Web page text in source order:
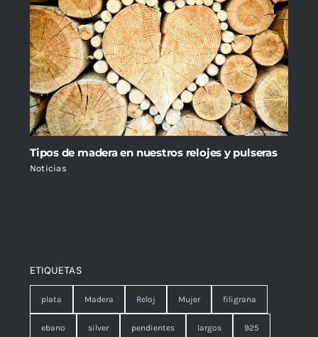
Tipos de madera en nuestros relojes y pulseras
Noticias
ETIQUETAS
plata Madera Reloj Mujer filigrana
ebano silver pendientes largos 925